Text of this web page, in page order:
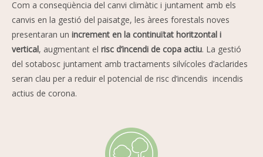
Com a conseqüència del canvi climàtic i juntament amb els
canvis en la gestió del paisatge, les àrees forestals noves
presentaran un increment en la continuïtat horitzontal i
vertical, augmentant el risc d’incendi de copa actiu. La gestió
del sotabosc juntament amb tractaments silvícoles d’aclarides
seran clau per a reduir el potencial de risc d’incendis incendis
actius de corona.